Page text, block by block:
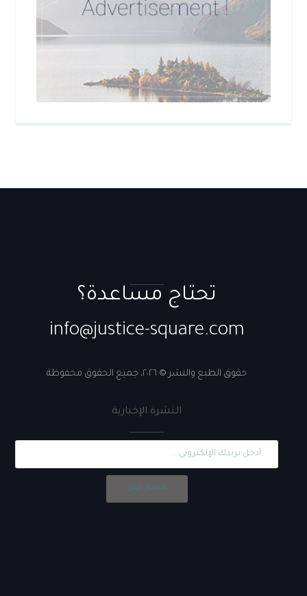
تحتاج مساعدة؟
info@justice-square.com
حقوق الطبع والنشر © ٢٠٢٦، جميع الحقوق محفوظة
النشرة الإخبارية
انضم الآن